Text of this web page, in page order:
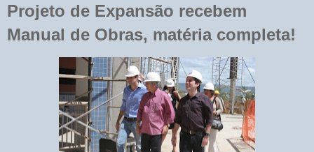
Projeto de Expansão recebem